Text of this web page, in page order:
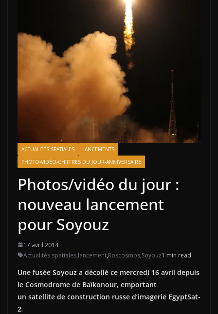
ACTUALITÉS SPATIALES
LANCEMENTS
PHOTO-VIDÉO-CHIFFRES DU JOUR-ANNIVERSAIRE
Photos/vidéo du jour :
nouveau lancement
pour Soyouz
17 avril 2014
Actualités spatiales,lancement,Roscosmos,Soyouz1 min read
Une fusée Soyouz a décollé ce mercredi 16 avril depuis
le Cosmodrome de Baïkonour, emportant
un satellite de construction russe d‘imagerie EgyptSat-
2.